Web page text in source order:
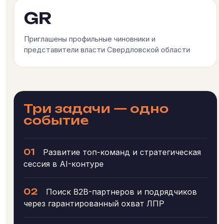
GR
Приглашены профильные чиновники и
представители власти Свердловской области
Три задачи — одно
событие
01
Развитие топ-команд и стратегическая
сессия в AI-контуре
02
Поиск B2B-партнеров и подрядчиков
через гарантированный охват ЛПР